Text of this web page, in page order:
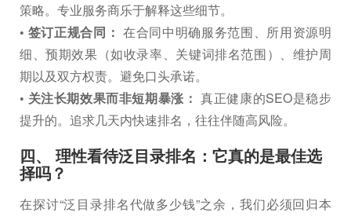
策略。专业服务商乐于解释这些细节。
• 签订正规合同： 在合同中明确服务范围、所用资源明
细、预期效果（如收录率、关键词排名范围）、维护周
期以及双方权责。避免口头承诺。
• 关注长期效果而非短期暴涨： 真正健康的SEO是稳步
提升的。追求几天内快速排名，往往伴随高风险。
四、 理性看待泛目录排名：它真的是最佳选
择吗？
在探讨“泛目录排名代做多少钱”之余，我们必须回归本